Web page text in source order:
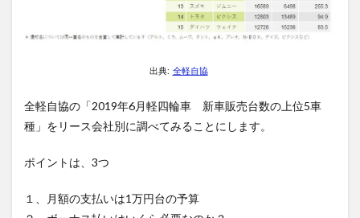
出典: 全軽自協
全軽自協の「2019年6月軽四輪車 新車販売台数の上位5車
種」をリース会社別に調べてみることにします。
ポイントは、3つ
１、月額の支払いは1万円台の予算